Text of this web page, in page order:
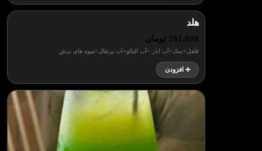
هلد
261,000 تومان
فلفل+نمک+آب انار +آب البالو+آب پرتقال+میوه های ترش
➕ افزودن